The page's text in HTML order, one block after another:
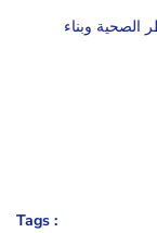
الصحية وبناء
Tags :